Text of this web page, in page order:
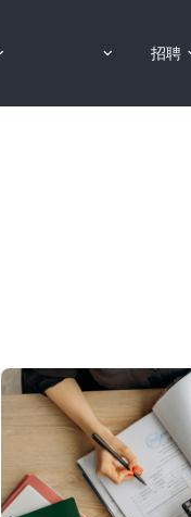
招聘